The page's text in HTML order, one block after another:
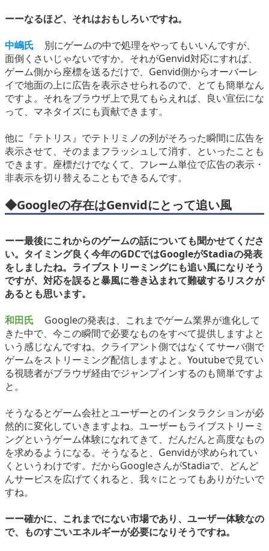
ーーなるほど、それはおもしろいですね。
中嶋氏
別にゲームの中で処理をやってもいいんですが、
面倒くさいじゃないですか。それがGenvid対応にすれば、
ゲーム側から座標を送るだけで、Genvid側からオーバーレ
イで地面の上に広告を表示させられるので、とても簡単なん
ですよ。それをブラウザ上で見てもらえれば、良い宣伝にな
って、マネタイズにも貢献できます。
他に『テトリス』でテトリミノの列がそろった瞬間に広告を
表示させて、そのままフラッシュして消す、といったことも
できます。座標だけでなくて、フレーム単位で広告の表示・
非表示を切り替えることもできるんです。
◆Googleの存在はGenvidにとって追い風
ーー最後にこれからのゲームの話についても聞かせてくださ
い。タイミング良く今年のGDCではGoogleがStadiaの発表
をしましたね。ライブストリーミングにも追い風になりそう
ですが、対応を誤ると暴風に巻き込まれて難破するリスクが
あるとも思います。
和田氏
Googleの発表は、これまでゲーム業界が進化して
きた中で、今この瞬間で必要なものをすべて提供しますよと
いう感じなんですね。クライアント側ではなくてサーバ側で
ゲームをストリーミング配信しますよと。Youtubeで見てい
る視聴者がブラウザ経由でジャンプインするのも簡単ですよ
と。
そうなるとゲーム会社とユーザーとのインタラクションが必
然的に変化していきますよね。ユーザーもライブストリーミ
ングというゲーム体験になれてきて、だんだんと高度なもの
を求めるようになる。そうなると、Genvidが求められてい
くというわけです。だからGoogleさんがStadiaで、どんど
んサービスを広げてくれると、我々にとってもありがたいで
すね。
ーー確かに、これまでにない市場であり、ユーザー体験なの
で、ものすごいエネルギーが必要になりそうですね。